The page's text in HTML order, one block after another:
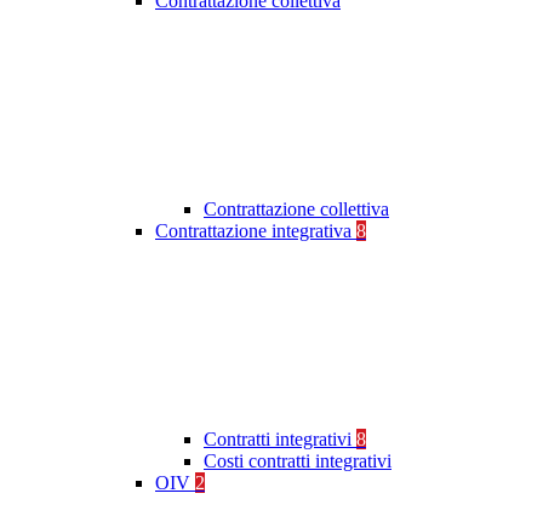
Contrattazione collettiva
Contrattazione integrativa 8
Contratti integrativi 8
Costi contratti integrativi
OIV 2